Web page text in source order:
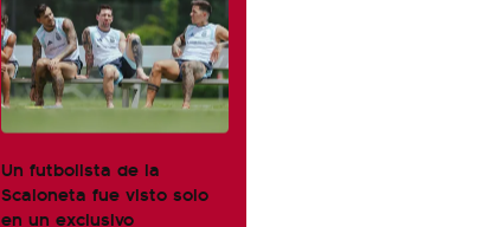
Un futbolista de la
Scaloneta fue visto solo
en un exclusivo